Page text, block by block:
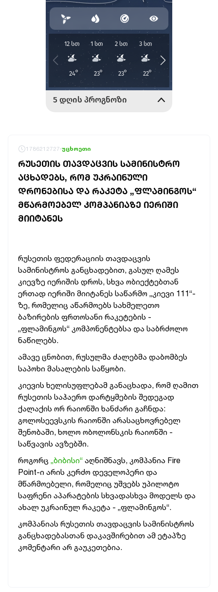
1786212727 უცხოეთი
ᲠᲣᲡᲔᲗᲘᲡ ᲗᲐᲕᲓᲐᲪᲕᲘᲡ ᲡᲐᲛᲘᲜᲘᲡᲢᲠᲝ
ᲐᲪᲮᲐᲓᲔᲑᲡ, ᲠᲝᲛ ᲣᲙᲠᲐᲘᲜᲣᲚᲘ
ᲓᲠᲝᲜᲔᲑᲘᲡᲐ ᲓᲐ ᲠᲐᲙᲔᲢᲐ „ᲤᲚᲐᲛᲘᲜᲒᲝᲡ“
ᲛᲬᲐᲠᲛᲝᲔᲑᲔᲚ ᲙᲝᲛᲞᲐᲜᲘᲐᲖᲔ ᲘᲔᲠᲘᲨᲘ
ᲛᲘᲘᲢᲐᲜᲔᲡ
რუსეთის ფედერაციის თავდაცვის
სამინისტროს განცხადებით, გასულ ღამეს
კიევზე იერიშის დროს, სხვა ობიექტებთან
ერთად იერიში მიიტანეს საწარმო „კიევი 111“-
ზე, რომელიც აწარმოებს სახმელეთო
ბაზირების ფრთოსანი რაკეტების -
„ფლამინგოს“ კომპონენტებსა და საბრძოლო
ნაწილებს.
ამავე ცნობით, რუსულმა ძალებმა დაბომბეს
საპოხი მასალების საწყობი.
კიევის ხელისუფლებამ განაცხადა, რომ ღამით
რუსეთის საჰაერო დარტყმების შედეგად
ქალაქის ორ რაიონში ხანძარი გაჩნდა:
გოლოსეევსკის რაიონში არასაცხოვრებელ
შენობაში, ხოლო ობოლონსკის რაიონში -
საწვავის ავზებში.
როგორც „ბიბისი“ აღნიშნავს, კომპანია Fire
Point-ი არის კერძო დეველოპერი და
მწარმოებელი, რომელიც უშვებს უპილოტო
საფრენი აპარატების სხვადასხვა მოდელს და
ახალ უკრაინულ რაკეტა - „ფლამინგოს“.
კომპანიას რუსეთის თავდაცვის სამინისტროს
განცხადებასთან დაკავშირებით ამ ეტაპზე
კომენტარი არ გაუკეთებია.